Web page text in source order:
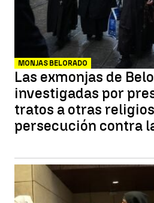
MONJAS BELORADO
Las exmonjas de
investigadas por
tratos a otras
persecución contra